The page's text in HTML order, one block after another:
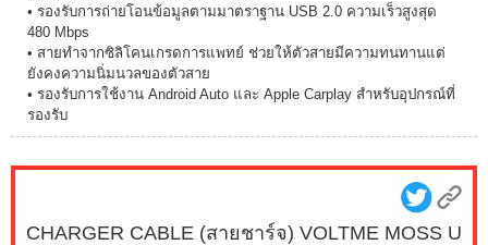
• รองรับการถ่ายโอนข้อมูลตามมาตราฐาน USB 2.0 ความเร็วสูงสุด
480 Mbps
• สายทำจากซิลิโคนเกรดการแพทย์ ช่วยให้ตัวสายมีความทนทานแต่
ยังคงความนิ่มนวลของตัวสาย
• รองรับการใช้งาน Android Auto และ Apple Carplay สำหรับอุปกรณ์ที่
รองรับ
CHARGER CABLE (สายชาร์จ) VOLTME MOSS U